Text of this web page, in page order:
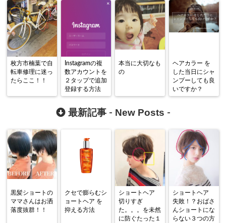
枚方市楠葉で自
転車修理に迷っ
たらここ！！
Instagramの複
数アカウントを
２タップで追加
登録する方法
本当に大切なも
の
ヘアカラー を
した当日にシャ
ンプーしても良
いですか？
最新記事 - New Posts -
黒髪ショートの
ママさんはお洒
落度抜群！！
クセで膨らむシ
ョートヘア を
抑える方法
ショートヘア
切りすぎ
た。。。を未然
に防ぐたった１
ショートヘア
失敗！？おばさ
んショートにな
らない３つの方